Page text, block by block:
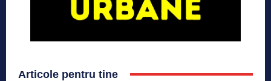
Articole pentru tine